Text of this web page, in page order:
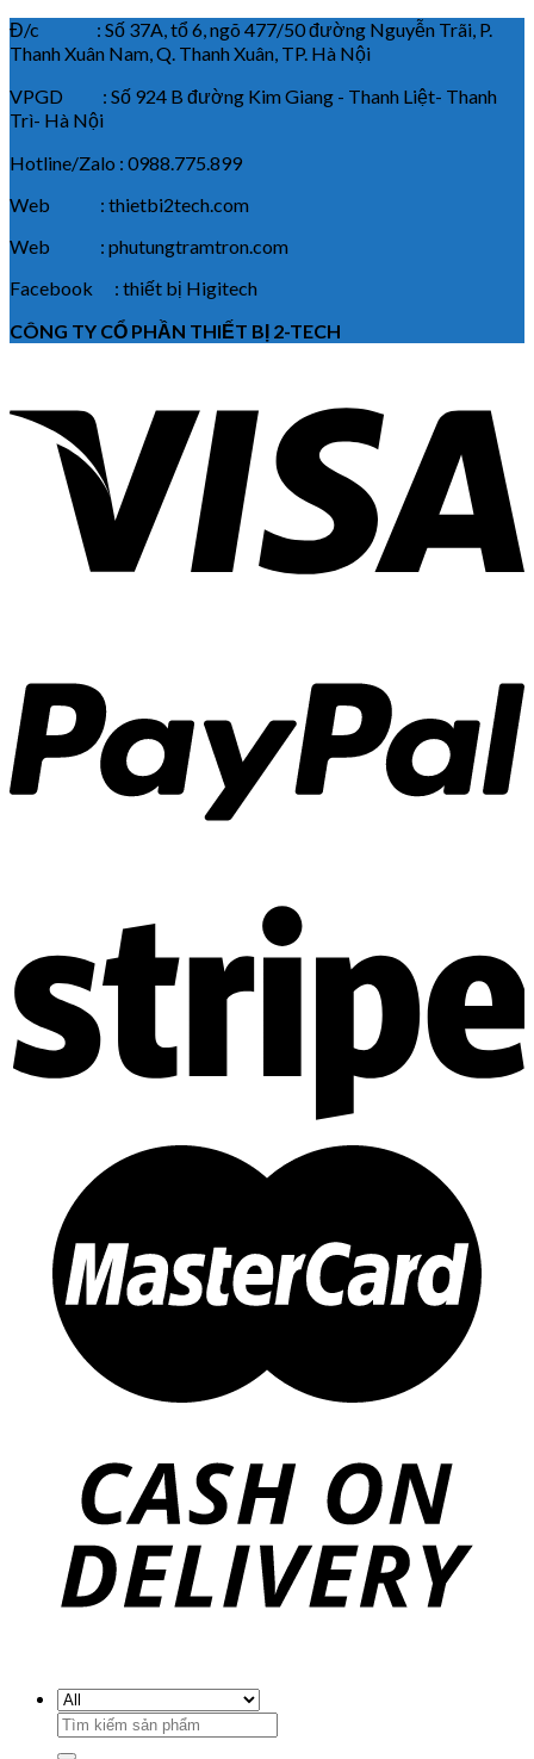
Đ/c : Số 37A, tổ 6, ngõ 477/50 đường Nguyễn Trãi, P.
Thanh Xuân Nam, Q. Thanh Xuân, TP. Hà Nội
VPGD : Số 924 B đường Kim Giang - Thanh Liệt- Thanh
Trì- Hà Nội
Hotline/Zalo : 0988.775.899
Web : thietbi2tech.com
Web : phutungtramtron.com
Facebook : thiết bị Higitech
CÔNG TY CỔ PHẦN THIẾT BỊ 2-TECH
Search
for: